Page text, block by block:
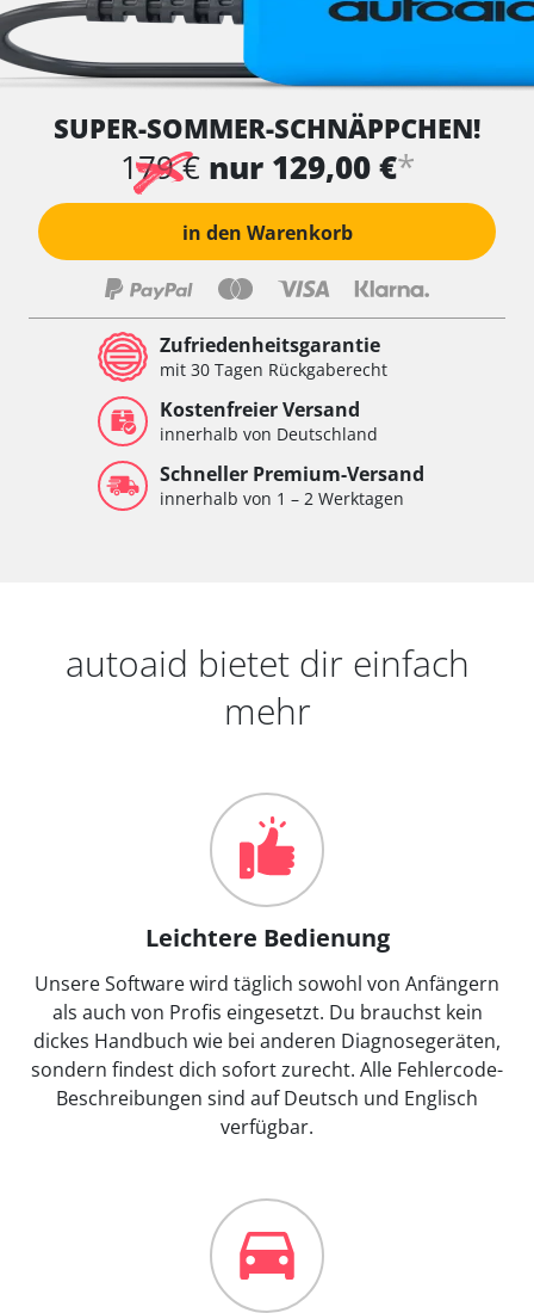
SUPER-SOMMER-SCHNÄPPCHEN!
179 € nur 129,00 €*
in den Warenkorb
Zufriedenheitsgarantie
mit 30 Tagen Rückgaberecht
Kostenfreier Versand
innerhalb von Deutschland
Schneller Premium-Versand
innerhalb von 1 – 2 Werktagen
autoaid bietet dir einfach
mehr
Leichtere Bedienung
Unsere Software wird täglich sowohl von Anfängern
als auch von Profis eingesetzt. Du brauchst kein
dickes Handbuch wie bei anderen Diagnosegeräten,
sondern findest dich sofort zurecht. Alle Fehlercode-
Beschreibungen sind auf Deutsch und Englisch
verfügbar.